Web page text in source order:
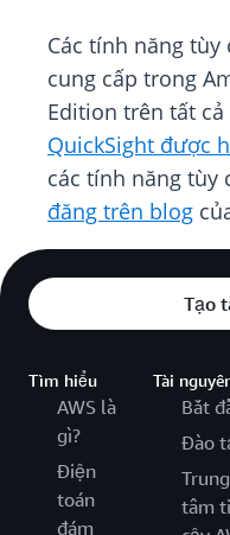
Các tính năng
cung cấp trong
Edition trên tất cả
QuickSight được
các tính năng tùy
đăng trên blog
Tạo
Tìm hiểu
AWS là
gì?
Điện
toán
đám
Tài
Bắt
Đào
Trung
tâm